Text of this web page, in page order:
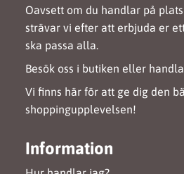
Oavsett om du handlar på
strävar vi efter att erbjuda er
ska passa alla.
Besök oss i butiken eller
Vi finns här för att ge dig den
shoppingupplevelsen!
Information